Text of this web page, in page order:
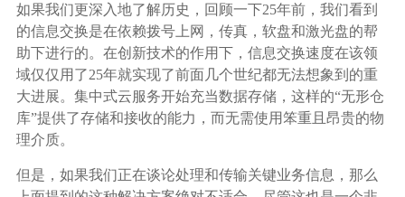
影视制作业
如果我们更深入地了解历史，回顾一下25年前，我们看到
的信息交换是在依赖拨号上网，传真，软盘和激光盘的帮
助下进行的。在创新技术的作用下，信息交换速度在该领
域仅仅用了25年就实现了前面几个世纪都无法想象到的重
大进展。集中式云服务开始充当数据存储，这样的“无形仓
库”提供了存储和接收的能力，而无需使用笨重且昂贵的物
理介质。
但是，如果我们正在谈论处理和传输关键业务信息，那么